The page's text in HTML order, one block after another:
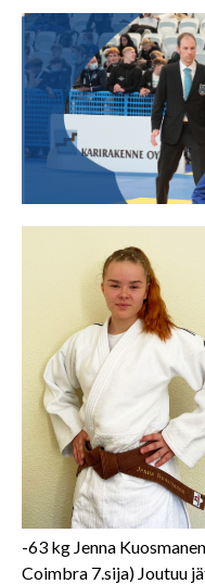
-63 kg Jenna
Coimbra 7.sija) Joutuu